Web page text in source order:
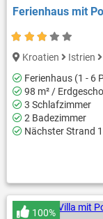
Ferienhaus mit
Kroatien Istrien
Ferienhaus (1 - 6
98 m² /
3 Schlafzimmer
2 Badezimmer
Nächster Strand
100%